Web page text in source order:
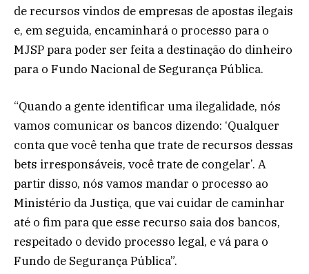
de recursos vindos de empresas de apostas ilegais
e, em seguida, encaminhará o processo para o
MJSP para poder ser feita a destinação do dinheiro
para o Fundo Nacional de Segurança Pública.
“Quando a gente identificar uma ilegalidade, nós
vamos comunicar os bancos dizendo: ‘Qualquer
conta que você tenha que trate de recursos dessas
bets irresponsáveis, você trate de congelar’. A
partir disso, nós vamos mandar o processo ao
Ministério da Justiça, que vai cuidar de caminhar
até o fim para que esse recurso saia dos bancos,
respeitado o devido processo legal, e vá para o
Fundo de Segurança Pública”.